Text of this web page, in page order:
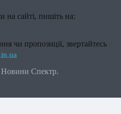
на сайті, пишіть на:
чи пропозиції, звертайтесь
Спектр.